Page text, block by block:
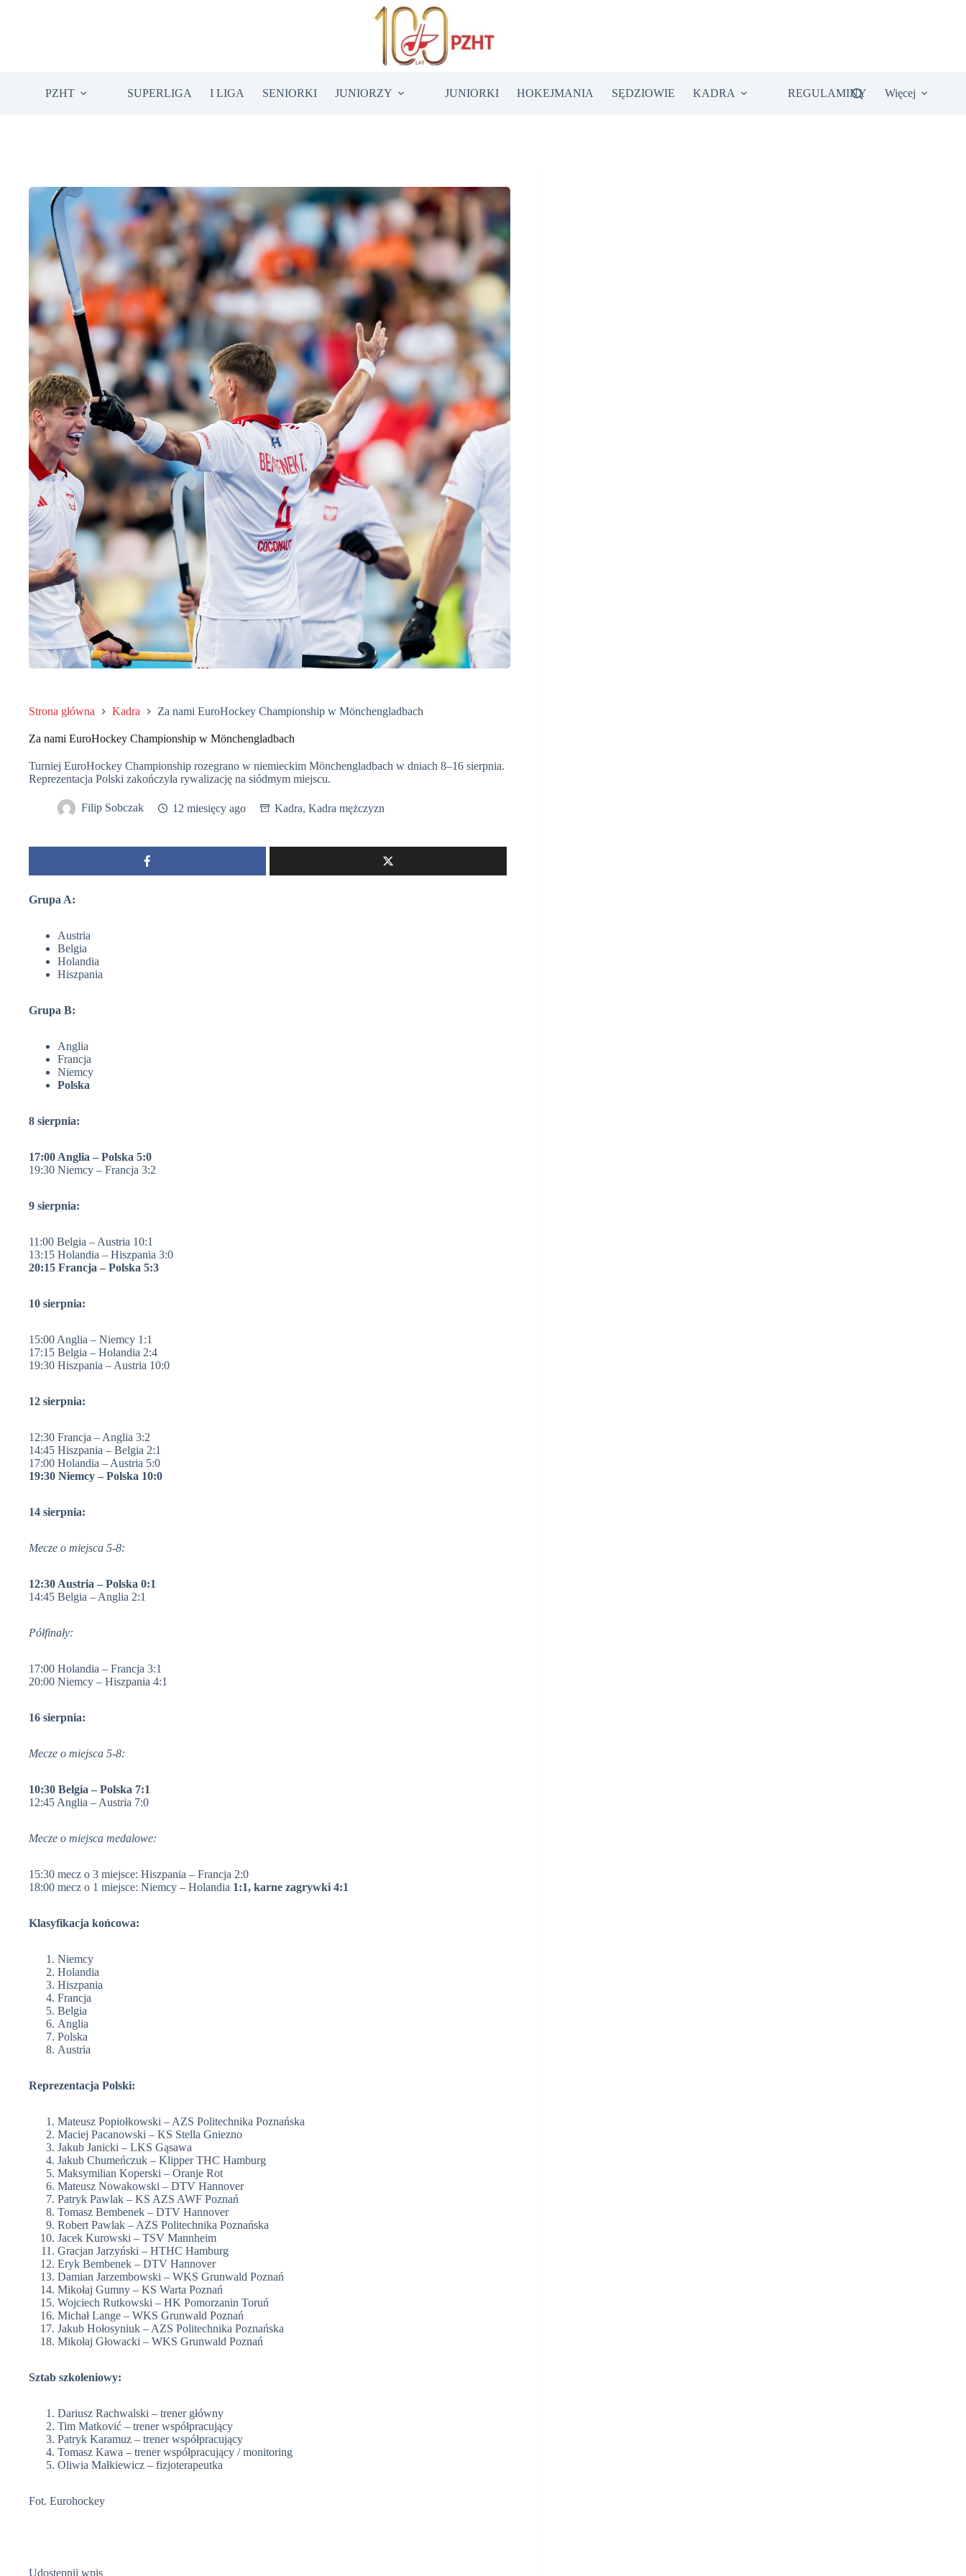
PZHT SUPERLIGA I LIGA SENIORKI JUNIORZY JUNIORKI HOKEJMANIA SĘDZIOWIE KADRA REGULAMINY Więcej
Strona główna Kadra Za nami EuroHockey Championship w Mönchengladbach
Za nami EuroHockey Championship w Mönchengladbach
Turniej EuroHockey Championship rozegrano w niemieckim Mönchengladbach w dniach 8–16 sierpnia.
Reprezentacja Polski zakończyła rywalizację na siódmym miejscu.
Filip Sobczak 12 miesięcy ago Kadra, Kadra mężczyzn
Grupa A:
Austria
Belgia
Holandia
Hiszpania
Grupa B:
Anglia
Francja
Niemcy
Polska
8 sierpnia:
17:00 Anglia – Polska 5:0
19:30 Niemcy – Francja 3:2
9 sierpnia:
11:00 Belgia – Austria 10:1
13:15 Holandia – Hiszpania 3:0
20:15 Francja – Polska 5:3
10 sierpnia:
15:00 Anglia – Niemcy 1:1
17:15 Belgia – Holandia 2:4
19:30 Hiszpania – Austria 10:0
12 sierpnia:
12:30 Francja – Anglia 3:2
14:45 Hiszpania – Belgia 2:1
17:00 Holandia – Austria 5:0
19:30 Niemcy – Polska 10:0
14 sierpnia:
Mecze o miejsca 5-8:
12:30 Austria – Polska 0:1
14:45 Belgia – Anglia 2:1
Półfinały:
17:00 Holandia – Francja 3:1
20:00 Niemcy – Hiszpania 4:1
16 sierpnia:
Mecze o miejsca 5-8:
10:30 Belgia – Polska 7:1
12:45 Anglia – Austria 7:0
Mecze o miejsca medalowe:
15:30 mecz o 3 miejsce: Hiszpania – Francja 2:0
18:00 mecz o 1 miejsce: Niemcy – Holandia 1:1, karne zagrywki 4:1
Klasyfikacja końcowa:
Niemcy
Holandia
Hiszpania
Francja
Belgia
Anglia
Polska
Austria
Reprezentacja Polski:
Mateusz Popiołkowski – AZS Politechnika Poznańska
Maciej Pacanowski – KS Stella Gniezno
Jakub Janicki – LKS Gąsawa
Jakub Chumeńczuk – Klipper THC Hamburg
Maksymilian Koperski – Oranje Rot
Mateusz Nowakowski – DTV Hannover
Patryk Pawlak – KS AZS AWF Poznań
Tomasz Bembenek – DTV Hannover
Robert Pawlak – AZS Politechnika Poznańska
Jacek Kurowski – TSV Mannheim
Gracjan Jarzyński – HTHC Hamburg
Eryk Bembenek – DTV Hannover
Damian Jarzembowski – WKS Grunwald Poznań
Mikołaj Gumny – KS Warta Poznań
Wojciech Rutkowski – HK Pomorzanin Toruń
Michał Lange – WKS Grunwald Poznań
Jakub Hołosyniuk – AZS Politechnika Poznańska
Mikołaj Głowacki – WKS Grunwald Poznań
Sztab szkoleniowy:
Dariusz Rachwalski – trener główny
Tim Matković – trener współpracujący
Patryk Karamuz – trener współpracujący
Tomasz Kawa – trener współpracujący / monitoring
Oliwia Małkiewicz – fizjoterapeutka
Fot. Eurohockey
Udostępnij wpis